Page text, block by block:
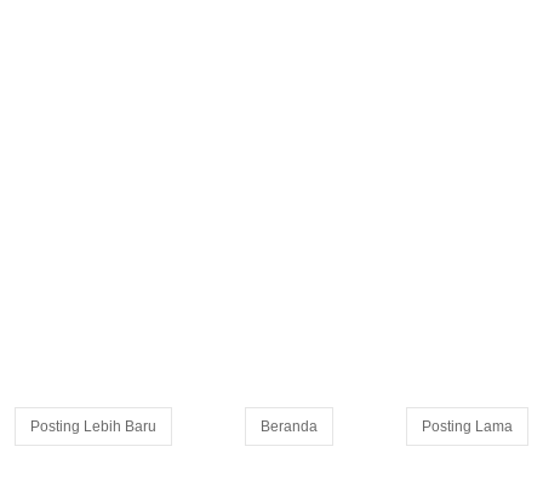
Posting Lebih Baru Posting Lama
Beranda